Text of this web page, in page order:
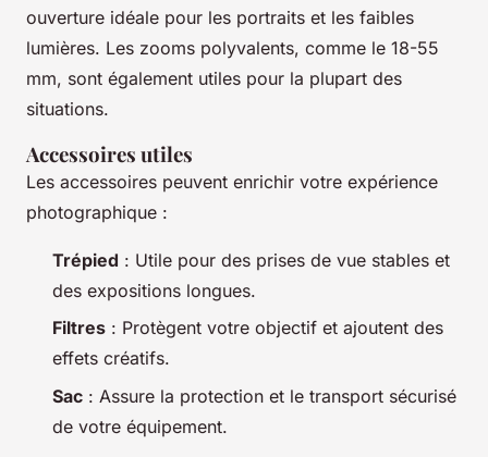
ouverture idéale pour les portraits et les faibles
lumières. Les zooms polyvalents, comme le 18-55
mm, sont également utiles pour la plupart des
situations.
Accessoires utiles
Les accessoires peuvent enrichir votre expérience
photographique :
Trépied : Utile pour des prises de vue stables et
des expositions longues.
Filtres : Protègent votre objectif et ajoutent des
effets créatifs.
Sac : Assure la protection et le transport sécurisé
de votre équipement.